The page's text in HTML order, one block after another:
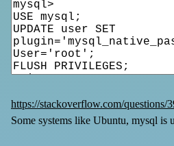
https://stackoverflow.com/questions/
Some systems like Ubuntu, mysql